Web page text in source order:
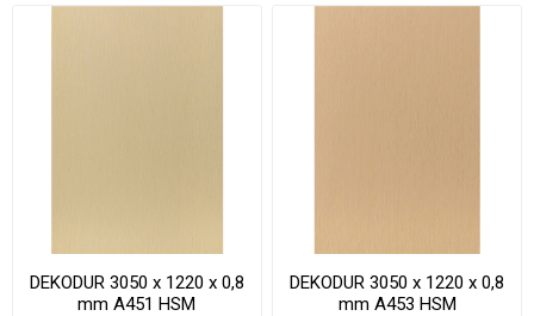
DEKODUR 3050 x 1220 x 0,8
mm A451 HSM
DEKODUR 3050 x 1220 x 0,8
mm A453 HSM